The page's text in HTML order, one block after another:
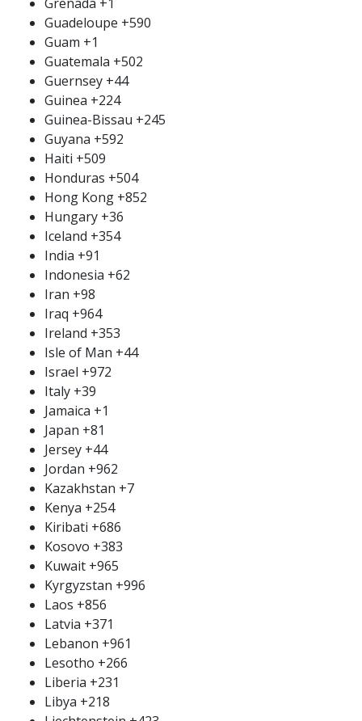
Guadeloupe +590
Guam +1
Guatemala +502
Guernsey +44
Guinea +224
Guinea-Bissau +245
Guyana +592
Haiti +509
Honduras +504
Hong Kong +852
Hungary +36
Iceland +354
India +91
Indonesia +62
Iran +98
Iraq +964
Ireland +353
Isle of Man +44
Israel +972
Italy +39
Jamaica +1
Japan +81
Jersey +44
Jordan +962
Kazakhstan +7
Kenya +254
Kiribati +686
Kosovo +383
Kuwait +965
Kyrgyzstan +996
Laos +856
Latvia +371
Lebanon +961
Lesotho +266
Liberia +231
Libya +218